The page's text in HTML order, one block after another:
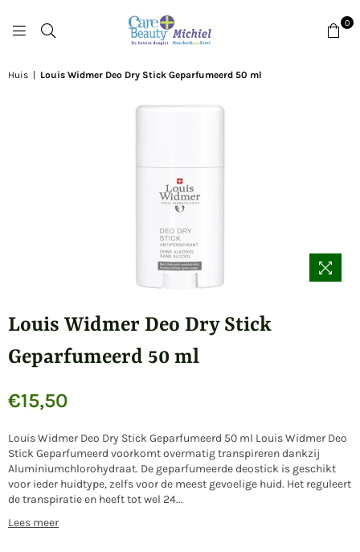
0
Huis Louis Widmer Deo Dry Stick Geparfumeerd 50 ml
Louis Widmer Deo Dry Stick
Geparfumeerd 50 ml
Normale
€15,50
Louis Widmer Deo Dry Stick Geparfumeerd 50 ml Louis Widmer Deo
Stick Geparfumeerd voorkomt overmatig transpireren dankzij
Aluminiumchlorohydraat. De geparfumeerde deostick is geschikt
voor ieder huidtype, zelfs voor de meest gevoelige huid. Het reguleert
de transpiratie en heeft tot wel 24...
Lees meer